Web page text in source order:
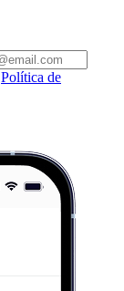
Política de